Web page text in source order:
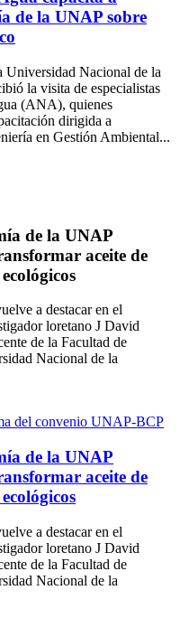
de la UNAP sobre
Universidad Nacional de la
la visita de especialistas
(ANA), quienes
dirigida a
en Gestión Ambiental...
de la UNAP
aceite de
a destacar en el
loretano J David
de la Facultad de
Nacional de la
de la UNAP
aceite de
a destacar en el
loretano J David
de la Facultad de
Nacional de la